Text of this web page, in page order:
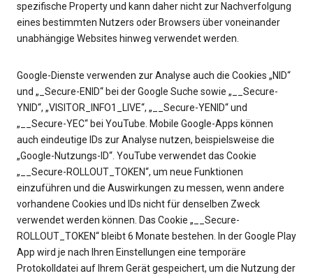
spezifische Property und kann daher nicht zur Nachverfolgung
eines bestimmten Nutzers oder Browsers über voneinander
unabhängige Websites hinweg verwendet werden.
Google-Dienste verwenden zur Analyse auch die Cookies „NID“
und „_Secure-ENID“ bei der Google Suche sowie „__Secure-
YNID“, „VISITOR_INFO1_LIVE“, „__Secure-YENID“ und
„__Secure-YEC“ bei YouTube. Mobile Google-Apps können
auch eindeutige IDs zur Analyse nutzen, beispielsweise die
„Google-Nutzungs-ID“. YouTube verwendet das Cookie
„__Secure-ROLLOUT_TOKEN“, um neue Funktionen
einzuführen und die Auswirkungen zu messen, wenn andere
vorhandene Cookies und IDs nicht für denselben Zweck
verwendet werden können. Das Cookie „__Secure-
ROLLOUT_TOKEN“ bleibt 6 Monate bestehen. In der Google Play
App wird je nach Ihren Einstellungen eine temporäre
Protokolldatei auf Ihrem Gerät gespeichert, um die Nutzung der